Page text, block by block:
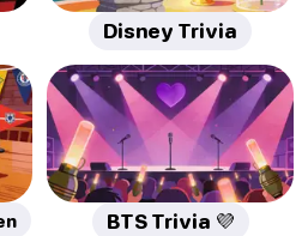
Disney Trivia
BTS Trivia 💜